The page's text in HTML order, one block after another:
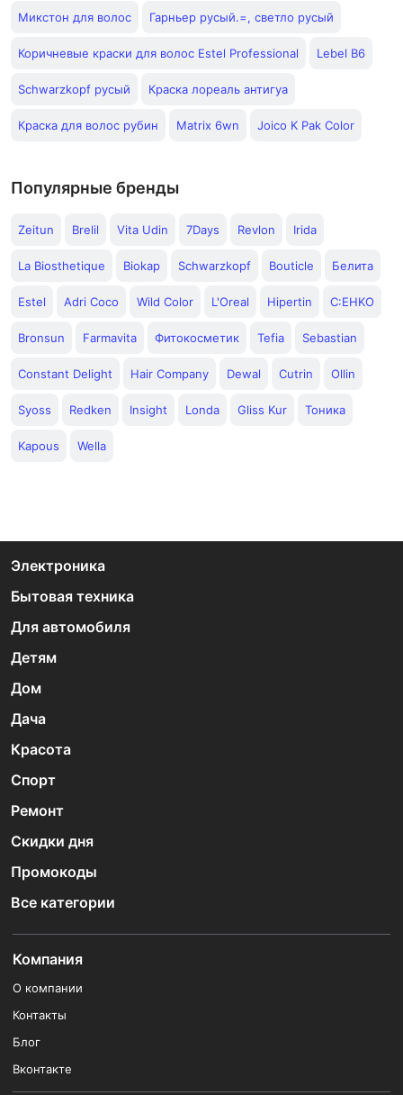
Микстон для волос Гарньер русый.=, светло русый
Коричневые краски для волос Estel Professional Lebel B6
Schwarzkopf русый Краска лореаль антигуа
Краска для волос рубин Matrix 6wn Joico K Pak Color
Популярные бренды
Zeitun Brelil Vita Udin 7Days Revlon Irida
La Biosthetique Biokap Schwarzkopf Bouticle Белита
Estel Adri Coco Wild Color L'Oreal Hipertin C:EHKO
Bronsun Farmavita Фитокосметик Tefia Sebastian
Constant Delight Hair Company Dewal Cutrin Ollin
Syoss Redken Insight Londa Gliss Kur Тоника
Kapous Wella
Электроника
Бытовая техника
Для автомобиля
Детям
Дом
Дача
Красота
Спорт
Ремонт
Скидки дня
Промокоды
Все категории
Компания
О компании
Контакты
Блог
Вконтакте